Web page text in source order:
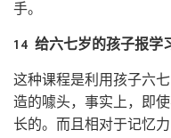
手。
14 给六七岁的孩子报学
这种课程是利用孩子六
造的噱头，事实上，即
长的。而且相对于记忆